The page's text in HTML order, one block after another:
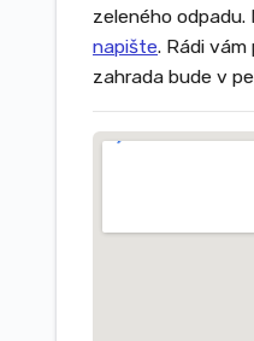
zeleného
napište. Rádi
zahrada bude v